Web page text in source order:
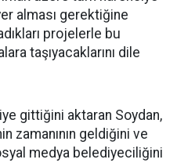
alması gerektiğine
projelerle bu
taşıyacaklarını dile
gittiğini aktaran Soydan,
zamanının geldiğini ve
medya belediyeciliğini